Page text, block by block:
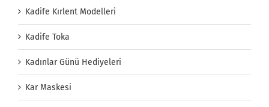
Kadife Kırlent Modelleri
Kadife Toka
Kadınlar Günü Hediyeleri
Kar Maskesi